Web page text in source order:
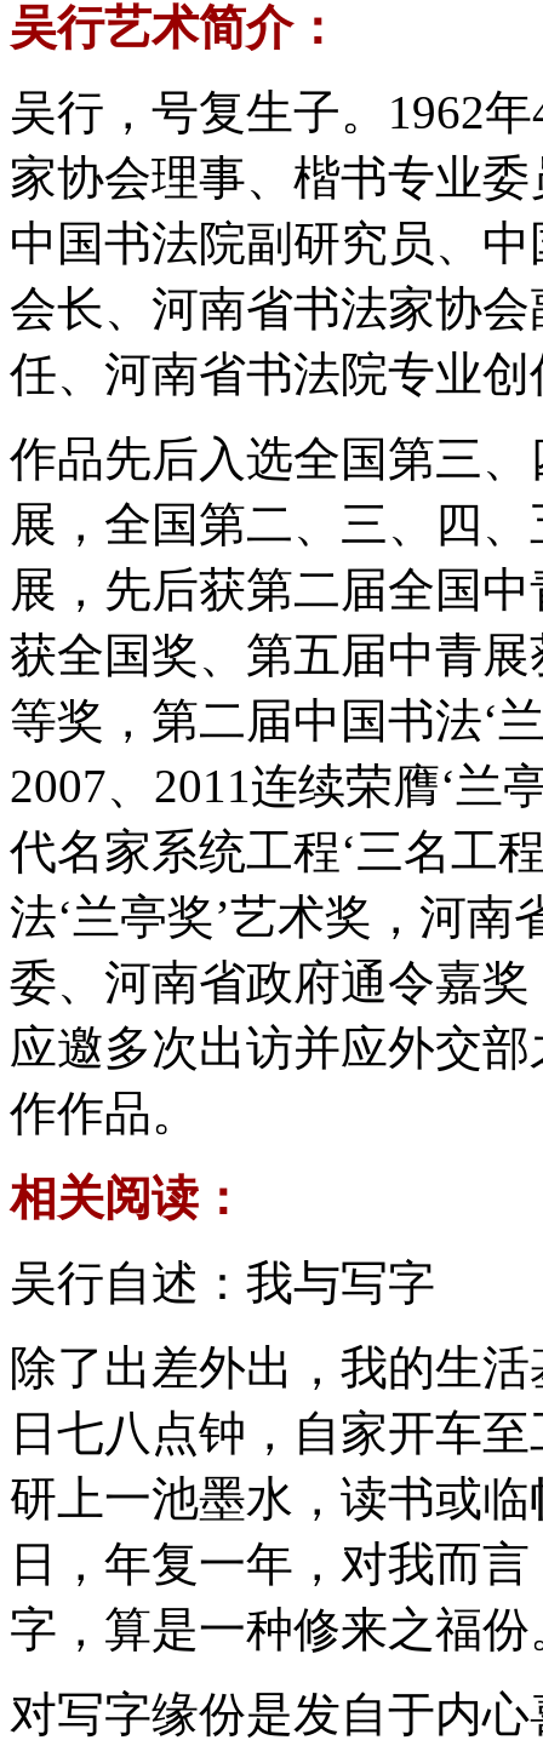
吴行艺术简介：
吴行，号复生子。1962
家协会理事、楷书专业
中国书法院副研究员、
会长、河南省书法家协
任、河南省书法院专业
作品先后入选全国第三
展，全国第二、三、四
展，先后获第二届全国
获全国奖、第五届中青
等奖，第二届中国书法‘
2007、2011连续荣膺‘兰
代名家系统工程‘三名工
法‘兰亭奖’艺术奖，河
委、河南省政府通令嘉
应邀多次出访并应外交
作作品。
相关阅读：
吴行自述：我与写字
除了出差外出，我的生
日七八点钟，自家开车
研上一池墨水，读书或
日，年复一年，对我而
字，算是一种修来之福份
对写字缘份是发自于内